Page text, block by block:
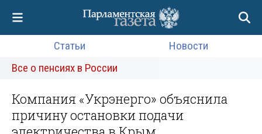
Статьи
Новости
Все о пенсиях в России
Компания «Укрэнерго» объяснила
причину остановки подачи